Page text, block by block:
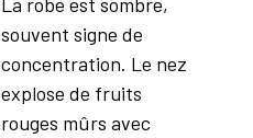
souvent signe de
concentration. Le nez
explose de fruits
rouges mûrs avec